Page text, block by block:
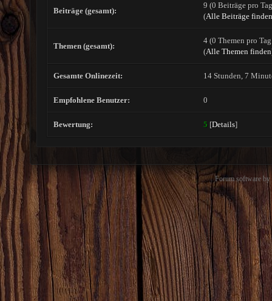
Beiträge (gesamt):
9 (0 Beiträge pro
(Alle Beiträge finden
Themen (gesamt):
4 (0 Themen pro
(Alle Themen finden
Gesamte Onlinezeit: 14 Stunden, 7
Empfohlene Benutzer: 0
Bewertung: 5 [Details]
Forum software